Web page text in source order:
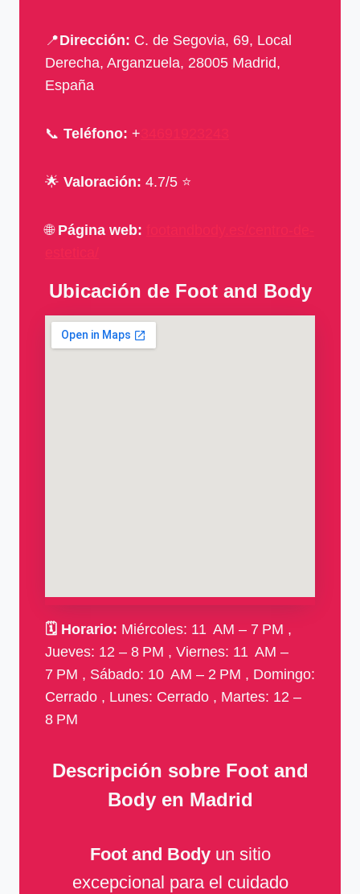
📍Dirección: C. de Segovia, 69, Local
Derecha, Arganzuela, 28005 Madrid,
España
📞 Teléfono: +
🌟 Valoración: 4.7/5 ⭐
🌐 Página web:
Ubicación de Foot and Body
🗓 Horario: Miércoles: 11 AM – 7 PM ,
Jueves: 12 – 8 PM , Viernes: 11 AM –
7 PM , Sábado: 10 AM – 2 PM , Domingo:
Cerrado , Lunes: Cerrado , Martes: 12 –
8 PM
Descripción sobre Foot and
Body en Madrid
Foot and Bodyun sitio
excepcional para el cuidado